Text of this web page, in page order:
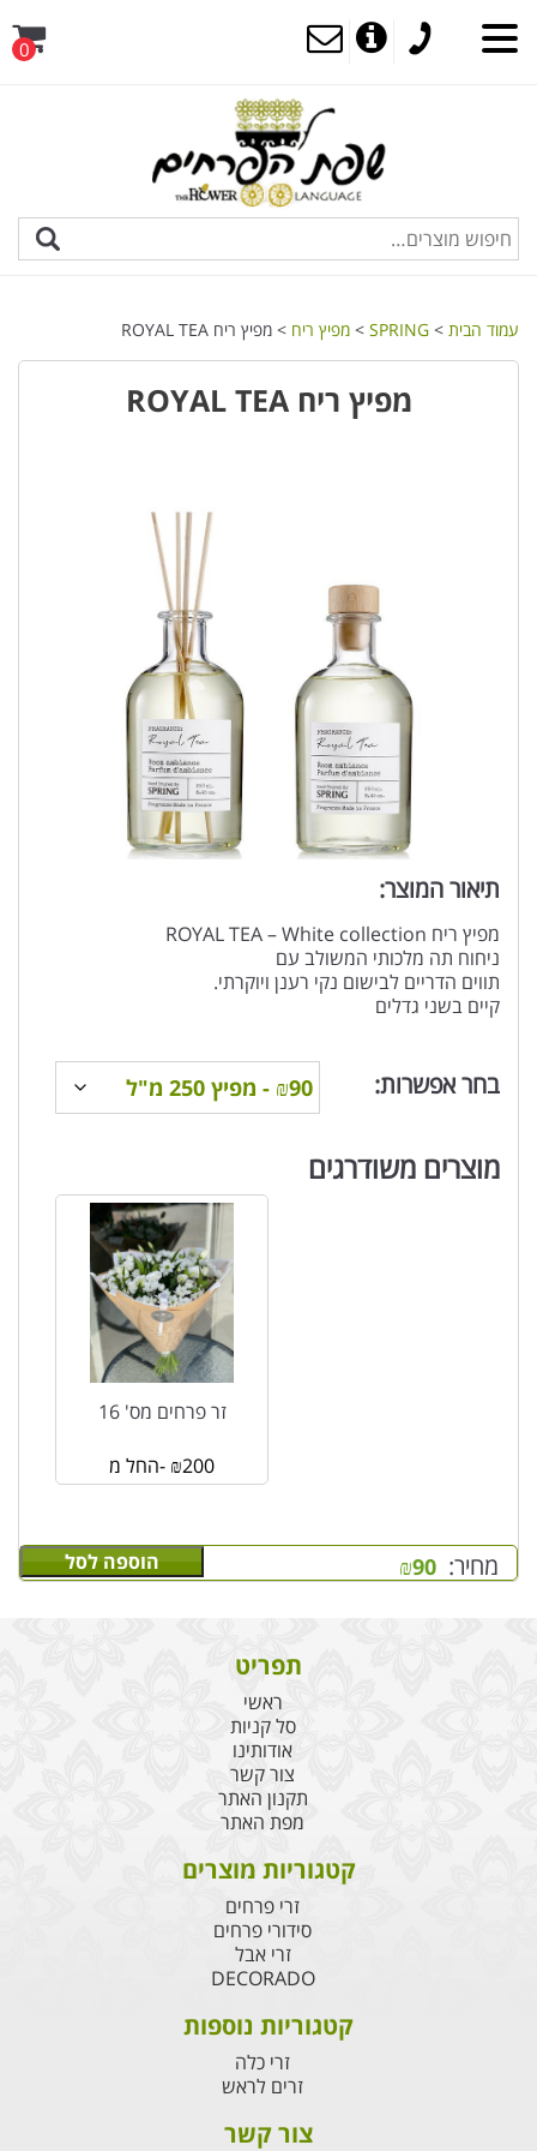
0
עמוד הבית >
SPRING
> מפיץ ריח > מפיץ ריח ROYAL TEA
מפיץ ריח ROYAL TEA
תיאור המוצר:
מפיץ ריח ROYAL TEA – White collection
ניחוח תה מלכותי המשולב עם
תווים הדריים לבישום נקי רענן ויוקרתי.
קיים בשני גדלים
בחר אפשרות:
מחיר: ₪90 הוספה לסל
מוצרים משודרגים
זר פרחים מס' 16
החל מ- ₪200
תפריט
ראשי
סל קניות
אודותינו
צור קשר
תקנון האתר
מפת האתר
קטגוריות מוצרים
זרי פרחים
סידורי פרחים
זרי אבל
DECORADO
קטגוריות נוספות
זרי כלה
זרים לראש
צור קשר